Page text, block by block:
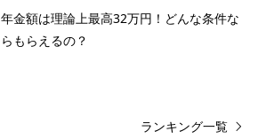
年金額は理論上最高32万円！どんな条件な
らもらえるの？
ランキング一覧